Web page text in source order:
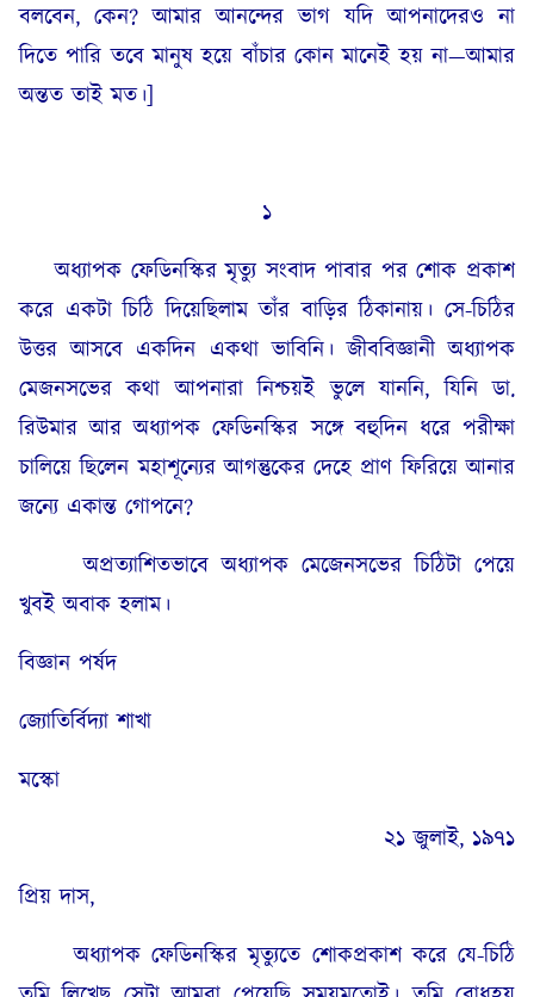
বলবেন, কেন? আমার আনন্দের ভাগ যদি আপনাদেরও না
দিতে পারি তবে মানুষ হয়ে বাঁচার কোন মানেই হয় না—আমার
অন্তত তাই মত।]
১
অধ্যাপক ফেডিনস্কির মৃত্যু সংবাদ পাবার পর শোক প্রকাশ
করে একটা চিঠি দিয়েছিলাম তাঁর বাড়ির ঠিকানায়। সে-চিঠির
উত্তর আসবে একদিন একথা ভাবিনি। জীববিজ্ঞানী অধ্যাপক
মেজনসভের কথা আপনারা নিশ্চয়ই ভুলে যাননি, যিনি ডা.
রিউমার আর অধ্যাপক ফেডিনস্কির সঙ্গে বহুদিন ধরে পরীক্ষা
চালিয়ে ছিলেন মহাশূন্যের আগন্তুকের দেহে প্রাণ ফিরিয়ে আনার
জন্যে একান্ত গোপনে?
অপ্রত্যাশিতভাবে অধ্যাপক মেজেনসভের চিঠিটা পেয়ে
খুবই অবাক হলাম।
বিজ্ঞান পর্ষদ
জ্যোতির্বিদ্যা শাখা
মস্কো
২১ জুলাই, ১৯৭১
প্রিয় দাস,
অধ্যাপক ফেডিনস্কির মৃত্যুতে শোকপ্রকাশ করে যে-চিঠি